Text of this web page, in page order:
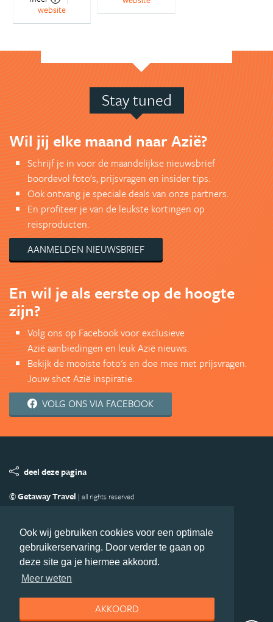
Ook wij gebruiken cookies voor een optimale
gebruikerservaring. Door verder te gaan op
deze site ga je hiermee akkoord.
Meer weten
AKKOORD
website
Stay tuned
Wil jij elke maand naar Azië?
Schrijf je in voor de maandelijkse nieuwsbrief
boordevol foto's, prijsvragen en insider tips.
Ook ontvang je speciale deals van onze partners.
En profiteer je van de leukste kortingen op
reisproducten.
AANMELDEN NIEUWSBRIEF
En wil je als eerste op de hoogte
zijn?
Volg ons op Facebook voor exclusieve
Azië aanbiedingen en leuk Azië nieuws.
Bekijk de mooiste foto's en doe mee met prijsvragen.
Jouw shot Azië inspiratie.
VOLG ONS VIA FACEBOOK
deel deze pagina
© Getaway Travel | all rights reserved
Copyright
Privacy statement Disclaimer
Cookies
Volg Azie.nl
Nieuwsbrief
Facebook